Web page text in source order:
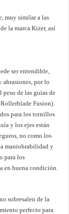
muy similar a las
la marca Kizer, así
ser entendible,
abrasiones, por lo
peso de las guías de
Fusion).
para los tornillos
y los ejes están
no como los
maniobrabilidad y
para los
en buena condición.
sobresalen de la
perfecto para